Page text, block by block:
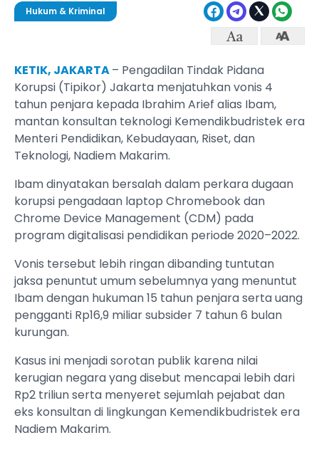
Hukum & Kriminal
KETIK, JAKARTA– Pengadilan Tindak Pidana
Korupsi (Tipikor) Jakarta menjatuhkan vonis 4
tahun penjara kepada Ibrahim Arief alias Ibam,
mantan konsultan teknologi Kemendikbudristek era
Menteri Pendidikan, Kebudayaan, Riset, dan
Teknologi, Nadiem Makarim.
Ibam dinyatakan bersalah dalam perkara dugaan
korupsi pengadaan laptop Chromebook dan
Chrome Device Management (CDM) pada
program digitalisasi pendidikan periode 2020–2022.
Vonis tersebut lebih ringan dibanding tuntutan
jaksa penuntut umum sebelumnya yang menuntut
Ibam dengan hukuman 15 tahun penjara serta uang
pengganti Rp16,9 miliar subsider 7 tahun 6 bulan
kurungan.
Kasus ini menjadi sorotan publik karena nilai
kerugian negara yang disebut mencapai lebih dari
Rp2 triliun serta menyeret sejumlah pejabat dan
eks konsultan di lingkungan Kemendikbudristek era
Nadiem Makarim.